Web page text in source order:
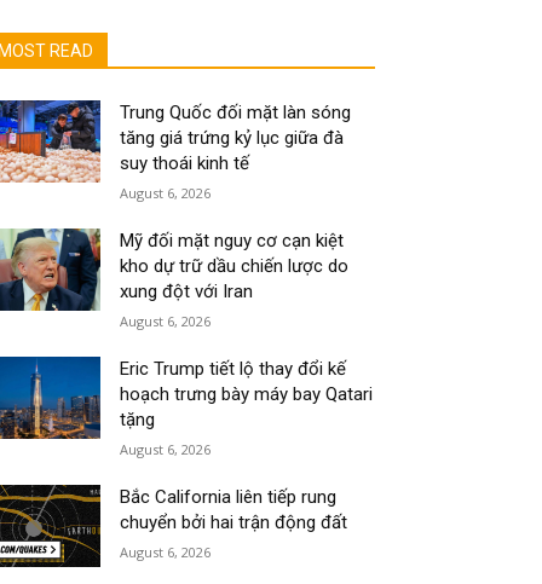
MOST READ
Trung Quốc đối mặt làn sóng
tăng giá trứng kỷ lục giữa đà
suy thoái kinh tế
August 6, 2026
Mỹ đối mặt nguy cơ cạn kiệt
kho dự trữ dầu chiến lược do
xung đột với Iran
August 6, 2026
Eric Trump tiết lộ thay đổi kế
hoạch trưng bày máy bay Qatari
tặng
August 6, 2026
Bắc California liên tiếp rung
chuyển bởi hai trận động đất
August 6, 2026